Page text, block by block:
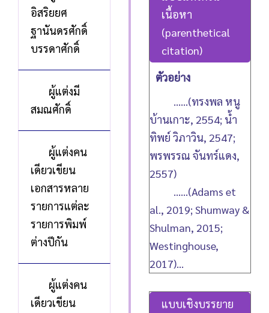
อิสริยยศ
ฐานันดรศักดิ์
บรรดาศักดิ์
ผู้แต่งมี
สมณศักดิ์
ผู้แต่งคน
เดียวเขียน
เอกสารหลาย
รายการแต่ละ
รายการพิมพ์
ต่างปีกัน
ผู้แต่งคน
เดียวเขียน
เนื้อหา
(parenthetical
citation)
ตัวอย่าง
……(ทรงพล หนู
บ้านเกาะ, 2554; น้ำ
ทิพย์ วิภาวิน, 2547;
พรพรรณ จันทร์แดง,
2557)
……(Adams et
al., 2019; Shumway &
Shulman, 2015;
Westinghouse,
2017)...
แบบเชิงบรรยาย